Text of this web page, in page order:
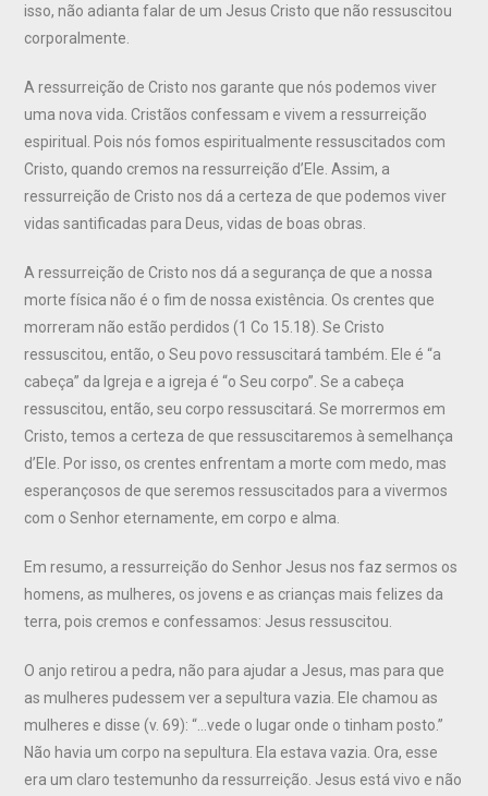
isso, não adianta falar de um Jesus Cristo que não ressuscitou
corporalmente.
A ressurreição de Cristo nos garante que nós podemos viver
uma nova vida. Cristãos confessam e vivem a ressurreição
espiritual. Pois nós fomos espiritualmente ressuscitados com
Cristo, quando cremos na ressurreição d’Ele. Assim, a
ressurreição de Cristo nos dá a certeza de que podemos viver
vidas santificadas para Deus, vidas de boas obras.
A ressurreição de Cristo nos dá a segurança de que a nossa
morte física não é o fim de nossa existência. Os crentes que
morreram não estão perdidos (1 Co 15.18). Se Cristo
ressuscitou, então, o Seu povo ressuscitará também. Ele é “a
cabeça” da Igreja e a igreja é “o Seu corpo”. Se a cabeça
ressuscitou, então, seu corpo ressuscitará. Se morrermos em
Cristo, temos a certeza de que ressuscitaremos à semelhança
d’Ele. Por isso, os crentes enfrentam a morte com medo, mas
esperançosos de que seremos ressuscitados para a vivermos
com o Senhor eternamente, em corpo e alma.
Em resumo, a ressurreição do Senhor Jesus nos faz sermos os
homens, as mulheres, os jovens e as crianças mais felizes da
terra, pois cremos e confessamos: Jesus ressuscitou.
O anjo retirou a pedra, não para ajudar a Jesus, mas para que
as mulheres pudessem ver a sepultura vazia. Ele chamou as
mulheres e disse (v. 69): “…vede o lugar onde o tinham posto.”
Não havia um corpo na sepultura. Ela estava vazia. Ora, esse
era um claro testemunho da ressurreição. Jesus está vivo e não